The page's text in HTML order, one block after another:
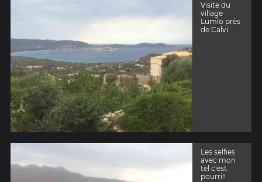
Visite du
village
Lumio près
de Calvi.
Les selfies
avec mon
tel c'est
pourri!!